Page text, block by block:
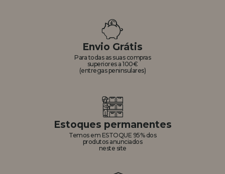
Envio Grátis
Para todas as suas compras
superiores a 100€
(entregas peninsulares)
Estoques permanentes
Temos em ESTOQUE 95% dos
produtos anunciados
neste site